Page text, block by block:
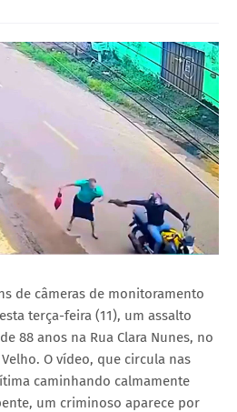
de câmeras de monitoramento
terça-feira (11), um assalto
88 anos na Rua Clara Nunes, no
O vídeo, que circula nas
caminhando calmamente
um criminoso aparece por